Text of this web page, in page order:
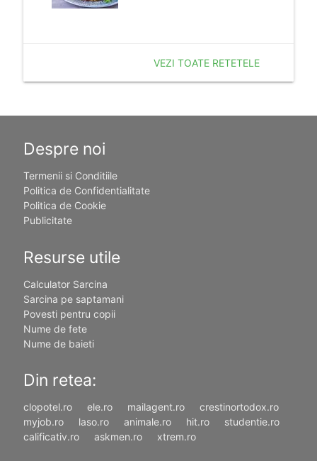
VEZI TOATE RETETELE
Despre noi
Termenii si Conditiile
Politica de Confidentialitate
Politica de Cookie
Publicitate
Resurse utile
Calculator Sarcina
Sarcina pe saptamani
Povesti pentru copii
Nume de fete
Nume de baieti
Din retea:
clopotel.ro ele.ro mailagent.ro
crestinortodox.ro
myjob.ro
laso.ro animale.ro hit.ro
studentie.ro
calificativ.ro
askmen.ro xtrem.ro